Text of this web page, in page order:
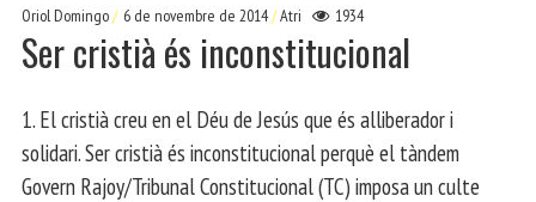
Oriol Domingo 6 de novembre de 2014 Atri 1934
Ser cristià és inconstitucional
1. El cristià creu en el Déu de Jesús que és alliberador i
solidari. Ser cristià és inconstitucional perquè el tàndem
Govern Rajoy/Tribunal Constitucional (TC) imposa un culte